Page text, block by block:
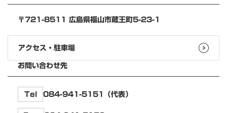
〒721-8511 広島県福山市蔵王町5-23-1
アクセス・駐車場
お問い合わせ先
Tel 084-941-5151（代表）